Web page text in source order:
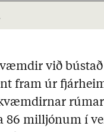
við bústað
fram úr
rúmar
86 milljónum í